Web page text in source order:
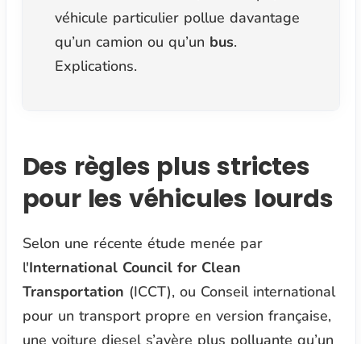
véhicule particulier pollue davantage
qu’un camion ou qu’un bus.
Explications.
Des règles plus strictes
pour les véhicules lourds
Selon une récente étude menée par
l'International Council for Clean
Transportation (ICCT), ou Conseil international
pour un transport propre en version française,